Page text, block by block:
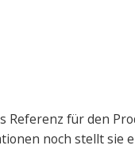
Referenz für den
noch stellt sie